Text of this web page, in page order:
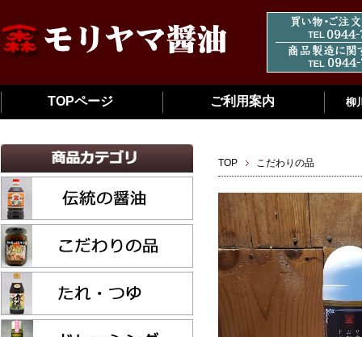
TOPページ ご利用案内 柳
TOP こだわりの品